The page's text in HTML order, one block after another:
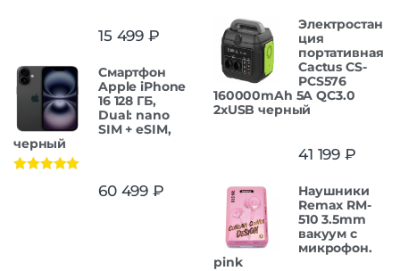
15 499 ₽
Смартфон
Apple iPhone
16 128 ГБ,
Dual: nano
SIM + eSIM,
черный
60 499 ₽
Электростан
ция
портативная
Cactus CS-
PCS576
160000mAh 5A QC3.0
2xUSB черный
41 199 ₽
Наушники
Remax RM-
510 3.5mm
вакуум с
микрофон.
pink